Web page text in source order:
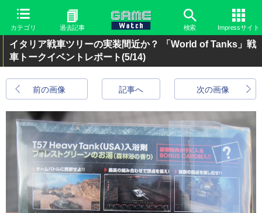
カテゴリ 過去記事 検索 Impressサイト
イタリア戦車ツリーの実装間近か？ 「World of Tanks」戦
車トークイベントレポート(5/14)
前の画像 次の画像
記事へ